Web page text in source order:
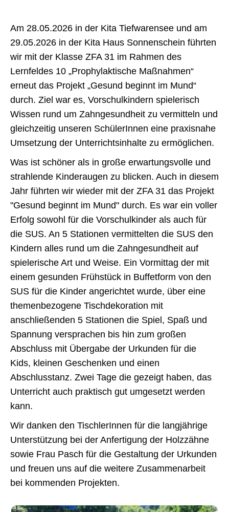
Am 28.05.2026 in der Kita Tiefwarensee und am
29.05.2026 in der Kita Haus Sonnenschein führten
wir mit der Klasse ZFA 31 im Rahmen des
Lernfeldes 10 „Prophylaktische Maßnahmen“
erneut das Projekt „Gesund beginnt im Mund“
durch. Ziel war es, Vorschulkindern spielerisch
Wissen rund um Zahngesundheit zu vermitteln und
gleichzeitig unseren SchülerInnen eine praxisnahe
Umsetzung der Unterrichtsinhalte zu ermöglichen.
Was ist schöner als in große erwartungsvolle und
strahlende Kinderaugen zu blicken. Auch in diesem
Jahr führten wir wieder mit der ZFA 31 das Projekt
"Gesund beginnt im Mund" durch. Es war ein voller
Erfolg sowohl für die Vorschulkinder als auch für
die SUS. An 5 Stationen vermittelten die SUS den
Kindern alles rund um die Zahngesundheit auf
spielerische Art und Weise. Ein Vormittag der mit
einem gesunden Frühstück in Buffetform von den
SUS für die Kinder angerichtet wurde, über eine
themenbezogene Tischdekoration mit
anschließenden 5 Stationen die Spiel, Spaß und
Spannung versprachen bis hin zum großen
Abschluss mit Übergabe der Urkunden für die
Kids, kleinen Geschenken und einen
Abschlusstanz. Zwei Tage die gezeigt haben, das
Unterricht auch praktisch gut umgesetzt werden
kann.
Wir danken den TischlerInnen für die langjährige
Unterstützung bei der Anfertigung der Holzzähne
sowie Frau Pasch für die Gestaltung der Urkunden
und freuen uns auf die weitere Zusammenarbeit
bei kommenden Projekten.